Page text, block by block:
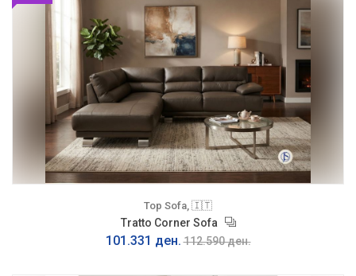
Top Sofa, 🇮🇹
Tratto Corner Sofa
101.331 ден. 112.590 ден.